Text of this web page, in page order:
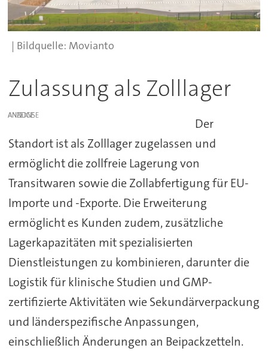
Movianto
Zulassung als Zolllager
ANZEIGE
Der
Standort ist als Zolllager zugelassen und
ermöglicht die zollfreie Lagerung von
Transitwaren sowie die Zollabfertigung für EU-
Importe und -Exporte. Die Erweiterung
ermöglicht es Kunden zudem, zusätzliche
Lagerkapazitäten mit spezialisierten
Dienstleistungen zu kombinieren, darunter die
Logistik für klinische Studien und GMP-
zertifizierte Aktivitäten wie Sekundärverpackung
und länderspezifische Anpassungen,
einschließlich Änderungen an Beipackzetteln.